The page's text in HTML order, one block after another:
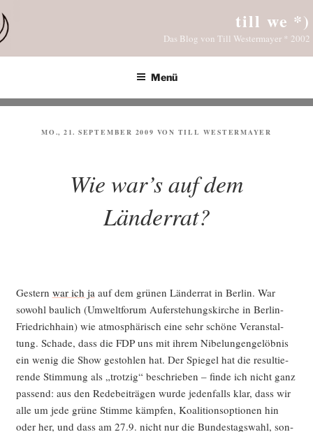
Inhalt
springen
till we *)
Das Blog von Till Westermayer * 2002
Menü
VERÖFFENTLICHT
MO., 21. SEPTEMBER 2009 VON TILL WESTERMAYER
Wie war’s auf dem
Länderrat?
Ges­tern war ich ja auf dem grü­nen Län­der­rat in Ber­lin. War
sowohl bau­lich (Umwelt­fo­rum Auf­er­ste­hungs­kir­che in Ber­lin-
Fried­rich­hain) wie atmo­sphä­risch eine sehr schö­ne Ver­an­stal­
tung. Scha­de, dass die FDP uns mit ihrem Nibe­lun­gen­ge­löb­nis
ein wenig die Show gestoh­len hat. Der Spie­gel hat die resul­tie­
ren­de Stim­mung als „trot­zig“ beschrie­ben – fin­de ich nicht ganz
pas­send: aus den Rede­bei­trä­gen wur­de jeden­falls klar, dass wir
alle um jede grü­ne Stim­me kämp­fen, Koali­ti­ons­op­tio­nen hin
oder her, und dass am 27.9. nicht nur die Bun­des­tags­wahl, son­